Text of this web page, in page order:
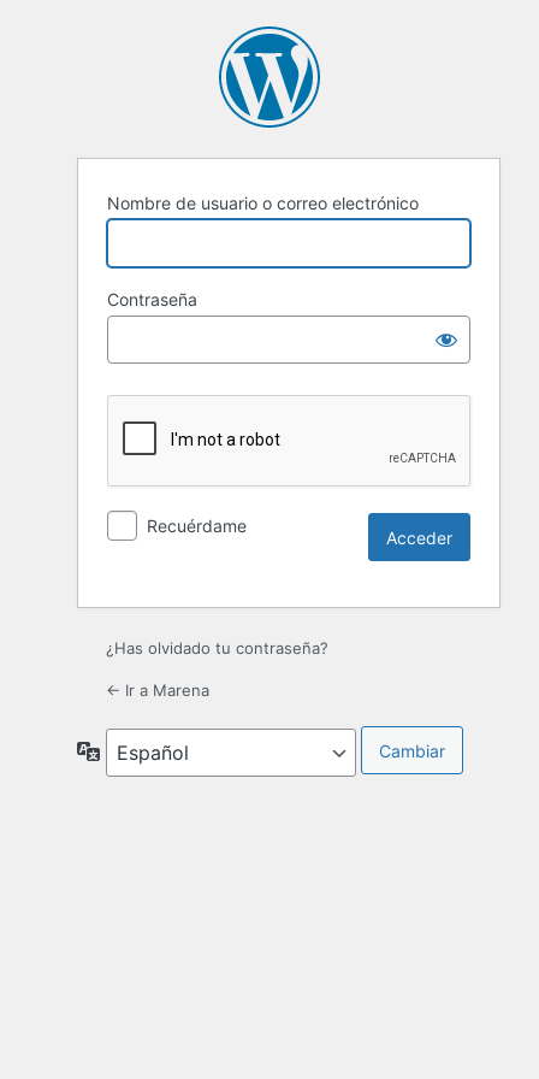
Nombre de usuario o correo electrónico
Contraseña
Recuérdame
¿Has olvidado tu contraseña?
← Ir a Marena
Idioma